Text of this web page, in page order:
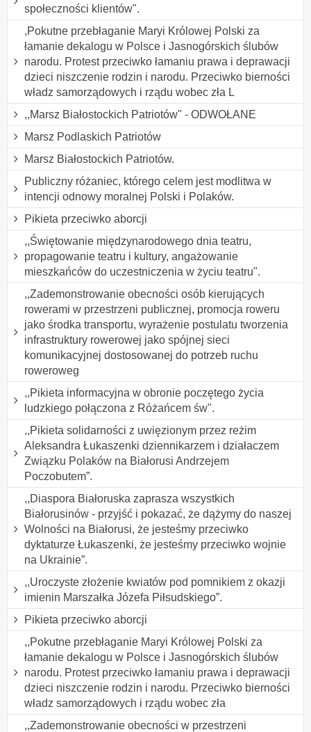
społeczności klientów".
,Pokutne przebłaganie Maryi Królowej Polski za
łamanie dekalogu w Polsce i Jasnogórskich ślubów
narodu. Protest przeciwko łamaniu prawa i deprawacji
dzieci niszczenie rodzin i narodu. Przeciwko bierności
władz samorządowych i rządu wobec zła L
,,Marsz Białostockich Patriotów" - ODWOŁANE
Marsz Podlaskich Patriotów
Marsz Białostockich Patriotów.
Publiczny różaniec, którego celem jest modlitwa w
intencji odnowy moralnej Polski i Polaków.
Pikieta przeciwko aborcji
,,Świętowanie międzynarodowego dnia teatru,
propagowanie teatru i kultury, angażowanie
mieszkańców do uczestniczenia w życiu teatru".
,,Zademonstrowanie obecności osób kierujących
rowerami w przestrzeni publicznej, promocja roweru
jako środka transportu, wyrażenie postulatu tworzenia
infrastruktury rowerowej jako spójnej sieci
komunikacyjnej dostosowanej do potrzeb ruchu
roweroweg
,,Pikieta informacyjna w obronie poczętego życia
ludzkiego połączona z Różańcem św".
,,Pikieta solidarności z uwięzionym przez reżim
Aleksandra Łukaszenki dziennikarzem i działaczem
Związku Polaków na Białorusi Andrzejem
Poczobutem”.
,,Diaspora Białoruska zaprasza wszystkich
Białorusinów - przyjść i pokazać, że dążymy do naszej
Wolności na Białorusi, że jesteśmy przeciwko
dyktaturze Łukaszenki, że jesteśmy przeciwko wojnie
na Ukrainie”.
,,Uroczyste złożenie kwiatów pod pomnikiem z okazji
imienin Marszałka Józefa Piłsudskiego”.
Pikieta przeciwko aborcji
,,Pokutne przebłaganie Maryi Królowej Polski za
łamanie dekalogu w Polsce i Jasnogórskich ślubów
narodu. Protest przeciwko łamaniu prawa i deprawacji
dzieci niszczenie rodzin i narodu. Przeciwko bierności
władz samorządowych i rządu wobec zła
,,Zademonstrowanie obecności w przestrzeni